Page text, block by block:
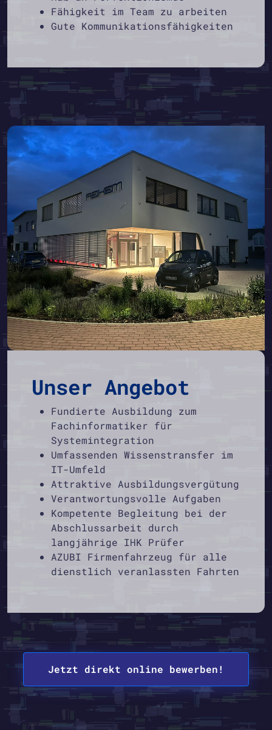
Fähigkeit im Team zu arbeiten
Gute Kommunikationsfähigkeiten
Unser Angebot
Fundierte Ausbildung zum
Fachinformatiker für
Systemintegration
Umfassenden Wissenstransfer im
IT-Umfeld
Attraktive Ausbildungsvergütung
Verantwortungsvolle Aufgaben
Kompetente Begleitung bei der
Abschlussarbeit durch
langjährige IHK Prüfer
AZUBI Firmenfahrzeug für alle
dienstlich veranlassten Fahrten
Jetzt direkt online bewerben!